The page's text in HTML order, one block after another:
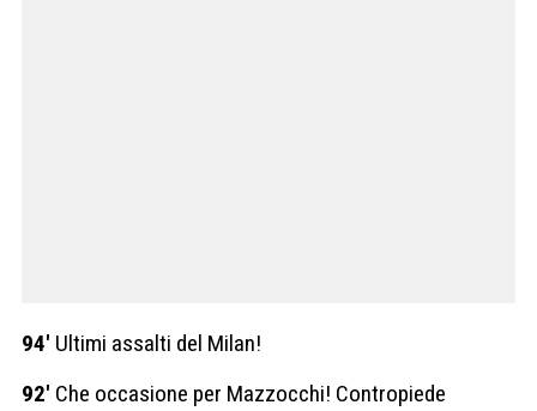
94′ Ultimi assalti del Milan!
92′ Che occasione per Mazzocchi! Contropiede